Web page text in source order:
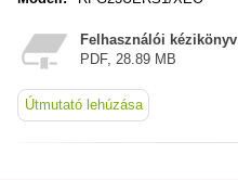
Felhasználói kézikönyv
PDF, 28.89 MB
Útmutató lehúzása